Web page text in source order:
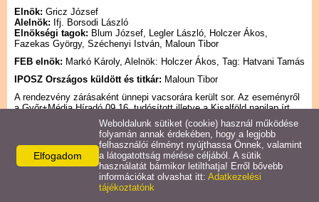
Elnök: Gricz József
Alelnök: Ifj. Borsodi László
Elnökségi tagok: Blum József, Legler László, Holczer Ákos,
Fazekas György, Széchenyi István, Maloun Tibor
FEB elnök: Markó Károly, Alelnök: Holczer Ákos, Tag: Hatvani Tamás
IPOSZ Országos küldött és titkár: Maloun Tibor
A rendezvény zárásaként ünnepi vacsorára került sor. Az eseményről
a Győr+Média Híradó 09.16. tudósított illetve a Kisalföld napilap írt.
Facebook X
Elfogadom
Weboldalunk sütiket (cookie) használ működése
folyamán annak érdekében, hogy a legjobb
felhasználói élményt nyújthassa Önnek, valamint
a látogatottság mérése céljából. A sütik
használatát bármikor letilthatja! Erről bővebb
információkat olvashat itt: Adatkezelési
tájékoztatónk